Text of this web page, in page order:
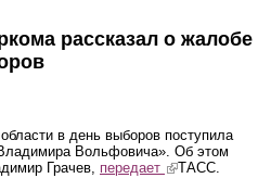
рассказал о жалобе
в день выборов поступила
Вольфовича». Об этом
Грачев, передает (link is external)
ТАСС.